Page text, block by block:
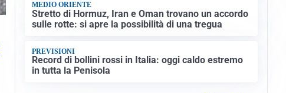
MEDIO ORIENTE
Stretto di Hormuz, Iran e Oman trovano un accordo
sulle rotte: si apre la possibilità di una tregua
PREVISIONI
Record di bollini rossi in Italia: oggi caldo estremo
in tutta la Penisola